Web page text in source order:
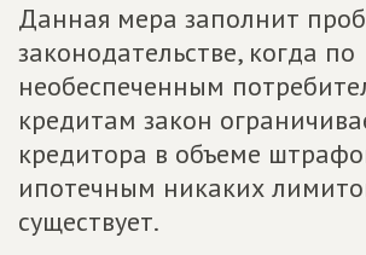
Данная мера заполнит
законодательстве, когда по
необеспеченным
кредитам закон
кредитора в объеме
ипотечным никаких
существует.